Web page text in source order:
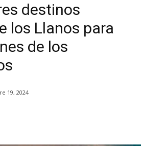
destinos
los Llanos para
de los
19, 2024